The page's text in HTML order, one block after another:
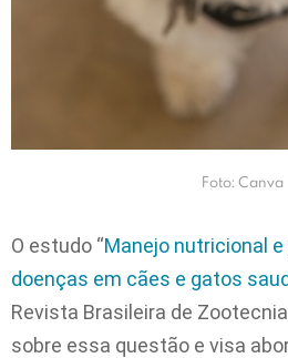
Foto: Canva
O estudo “Manejo nutricional
doenças em cães e gatos
Revista Brasileira de
sobre essa questão e visa